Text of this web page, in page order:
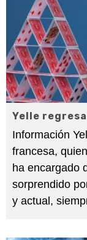
Yelle
Información
francesa,
ha encargado
sorprendido
y actual,